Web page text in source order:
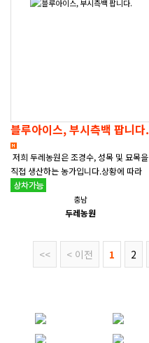
블루아이스, 부시측백 팝니다.
저희 두레농원은 조경수, 성목 및 묘목을
직접 생산하는 농가입니다.상황에 따라
가격절충이 가능합니다. 블루아이스 1.5
충남
두레농원
<< < 이전 1 2